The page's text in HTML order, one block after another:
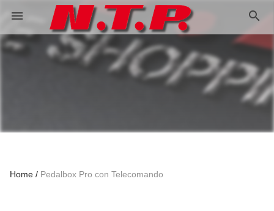
menu search
Home Pedalbox Pro con Telecomando